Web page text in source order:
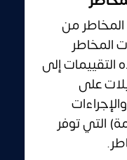
المخاطر من
المخاطر
إلى
على
التي توفر